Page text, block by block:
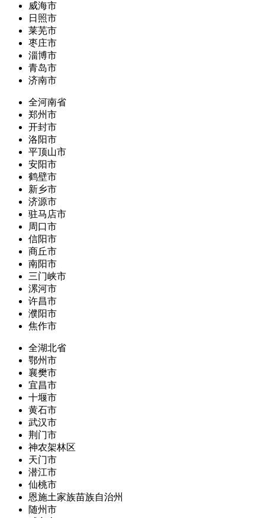
威海市
日照市
莱芜市
枣庄市
淄博市
青岛市
济南市
全河南省
郑州市
开封市
洛阳市
平顶山市
安阳市
鹤壁市
新乡市
济源市
驻马店市
周口市
信阳市
商丘市
南阳市
三门峡市
漯河市
许昌市
濮阳市
焦作市
全湖北省
鄂州市
襄樊市
宜昌市
十堰市
黄石市
武汉市
荆门市
神农架林区
天门市
潜江市
仙桃市
恩施土家族苗族自治州
随州市